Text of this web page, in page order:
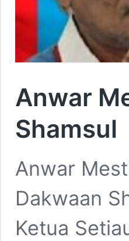
Anwar
Shamsul
Anwar
Dakwaan
Ketua